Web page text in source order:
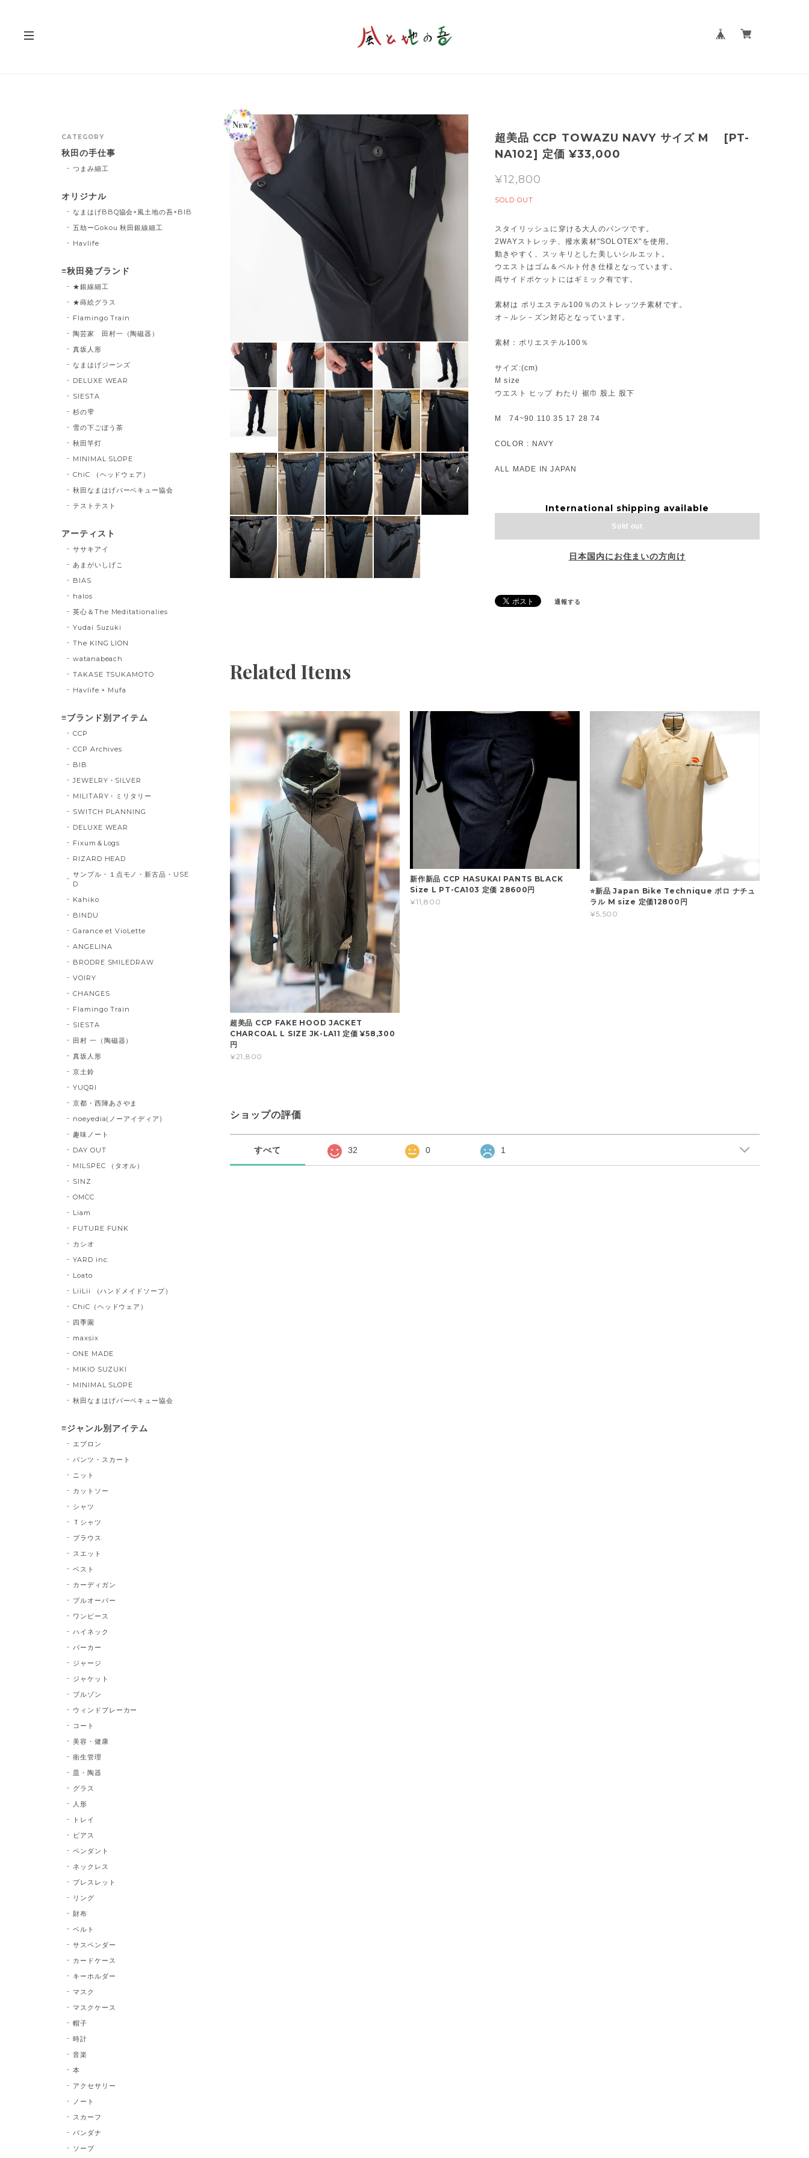
超美品 CCP TOWAZU NAVY サイズ M [PT-
NA102] 定価 ¥33,000
¥12,800
SOLD OUT
スタイリッシュに穿ける大人のパンツです。
2WAYストレッチ、撥水素材"SOLOTEX"を使用。
動きやすく、スッキリとした美しいシルエット。
ウエストはゴム＆ベルト付き仕様となっています。
両サイドポケットにはギミック有です。
素材は ポリエステル100％のストレッツチ素材です。
オ－ルシ－ズン対応となっています。
素材：ポリエステル100％
サイズ:(cm)
M size
ウエスト ヒップ わたり 裾巾 股上 股下
M 74~90 110 35 17 28 74
COLOR : NAVY
ALL MADE IN JAPAN
International shipping available
Sold out
日本国内にお住まいの方向け
通報する
Related Items
超美品 CCP FAKE HOOD JACKET
CHARCOAL L SIZE JK-LA11 定価 ¥58,300
円
¥21,800
新作新品 CCP HASUKAI PANTS BLACK
Size L PT-CA103 定価 28600円
¥11,800
⭐新品 Japan Bike Technique ポロ ナチュ
ラル M size 定価12800円
¥5,500
ショップの評価
すべて 32 0 1
CATEGORY
秋田の手仕事
つまみ細工
オリジナル
なまはげBBQ協会×風土地の吾×BIB
五劫ーGokou 秋田銀線細工
Havlife
≡秋田発ブランド
★銀線細工
★蒔絵グラス
Flamingo Train
陶芸家 田村一（陶磁器）
真坂人形
なまはげジーンズ
DELUXE WEAR
SIESTA
杉の雫
雪の下ごぼう茶
秋田竿灯
MINIMAL SLOPE
ChiC （ヘッドウェア）
秋田なまはげバーベキュー協会
テストテスト
アーティスト
ササキアイ
あまがいしげこ
BIAS
halos
英心＆The Meditationalies
Yudai Suzuki
The KING LION
watanabeach
TAKASE TSUKAMOTO
Havlife × Mufa
≡ブランド別アイテム
CCP
CCP Archives
BIB
JEWELRY・SILVER
MILITARY・ミリタリー
SWITCH PLANNING
DELUXE WEAR
Fixum＆Logs
RIZARD HEAD
サンプル・１点モノ・新古品・USE
D
Kahiko
BINDU
Garance et VioLette
ANGELINA
BRODRE SMILEDRAW
VOIRY
CHANGES
Flamingo Train
SIESTA
田村 一（陶磁器）
真坂人形
京土鈴
YUQRI
京都・西陣あさやま
noeyedia(ノーアイディア)
趣味ノート
DAY OUT
MILSPEC （タオル）
SINZ
OMCC
Liam
FUTURE FUNK
カシオ
YARD inc.
Loato
LiiLii （ハンドメイドソープ）
ChiC（ヘッドウェア）
四季園
maxsix
ONE MADE
MIKIO SUZUKI
MINIMAL SLOPE
秋田なまはげバーベキュー協会
≡ジャンル別アイテム
エプロン
パンツ・スカート
ニット
カットソー
シャツ
Ｔシャツ
ブラウス
スエット
ベスト
カーディガン
プルオーバー
ワンピース
ハイネック
パーカー
ジャージ
ジャケット
ブルゾン
ウィンドブレーカー
コート
美容・健康
衛生管理
皿・陶器
グラス
人形
トレイ
ピアス
ペンダント
ネックレス
ブレスレット
リング
財布
ベルト
サスペンダー
カードケース
キーホルダー
マスク
マスクケース
帽子
時計
音楽
本
アクセサリー
ノート
スカーフ
バンダナ
ソープ